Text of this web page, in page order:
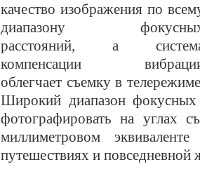
качество изображения по
диапазону
расстояний, а
компенсации
облегчает съемку в
Широкий диапазон фокусных
фотографировать на углах
миллиметровом
путешествиях и повседневной